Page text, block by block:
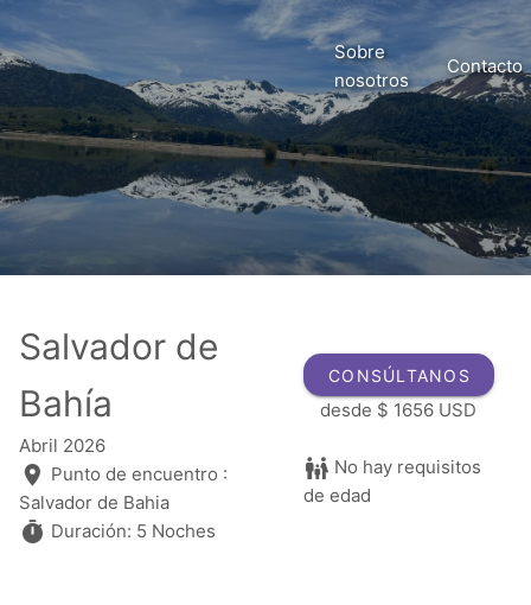
Sobre
nosotros
Contacto
Salvador de
Bahía
Abril 2026
Punto de encuentro :
Salvador de Bahia
Duración: 5 Noches
CONSÚLTANOS
desde $ 1656 USD
No hay requisitos
de edad